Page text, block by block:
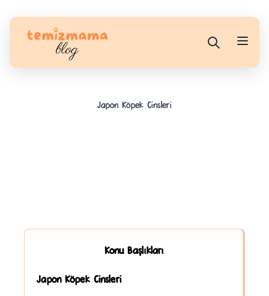
Japon Köpek Cinsleri
Konu Başlıkları
Japon Köpek Cinsleri